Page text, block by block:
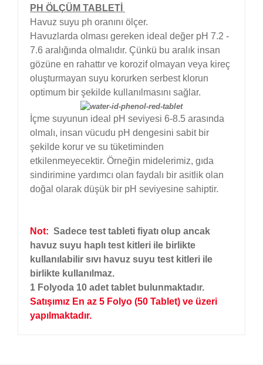
PH ÖLÇÜM TABLETİ
Havuz suyu ph oranını ölçer.
Havuzlarda olması gereken ideal değer pH 7.2 -
7.6 aralığında olmalıdır. Çünkü bu aralık insan
gözüne en rahattır ve korozif olmayan veya kireç
oluşturmayan suyu korurken serbest klorun
optimum bir şekilde kullanılmasını sağlar.
İçme suyunun ideal pH seviyesi 6-8.5 arasında
olmalı, insan vücudu pH dengesini sabit bir
şekilde korur ve su tüketiminden
etkilenmeyecektir. Örneğin midelerimiz, gıda
sindirimine yardımcı olan faydalı bir asitlik olan
doğal olarak düşük bir pH seviyesine sahiptir.
Not: Sadece test tableti fiyatı olup ancak
havuz suyu haplı test kitleri ile birlikte
kullanılabilir sıvı havuz suyu test kitleri ile
birlikte kullanılmaz.
1 Folyoda 10 adet tablet bulunmaktadır.
Satışımız En az 5 Folyo (50 Tablet) ve üzeri
yapılmaktadır.